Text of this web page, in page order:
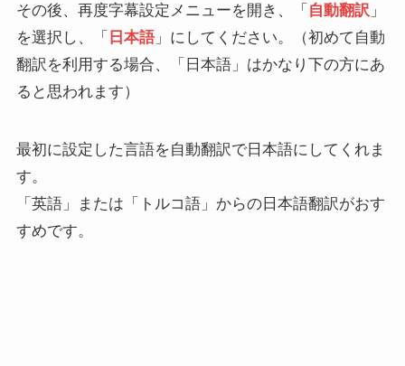
その後、再度字幕設定メニューを開き、「 自動翻訳 」
を選択し、「 日本語」にしてください。（初めて自動
翻訳を利用する場合、「日本語」はかなり下の方にあ
ると思われます）
最初に設定した言語を自動翻訳で日本語にしてくれま
す。
「英語」または「トルコ語」からの日本語翻訳がおす
すめです。